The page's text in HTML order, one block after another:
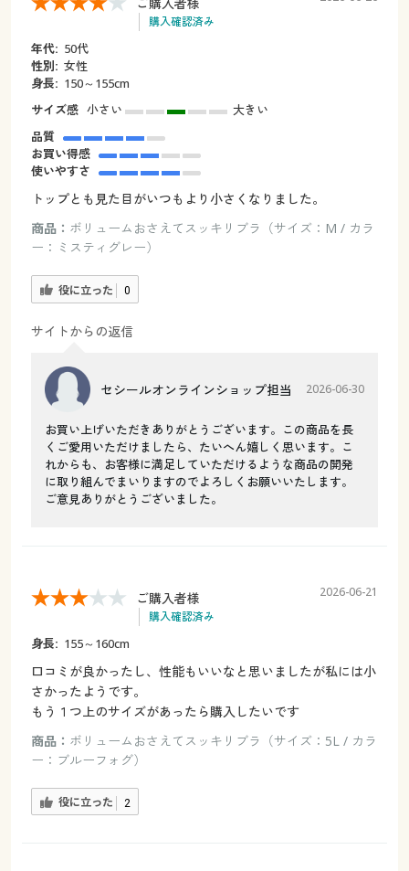
購入確認済み
年代: 50代
性別: 女性
身長: 150～155cm
サイズ感 小さい
大きい
品質
お買い得感
使いやすさ
トップとも見た目がいつもより小さくなりました。
商品： ボリュームおさえてスッキリブラ（サイズ：M / カラ
ー：ミスティグレー）
役に立った 0
サイトからの返信
セシールオンラインショップ担当 2026-06-30
お買い上げいただきありがとうございます。この商品を長
くご愛用いただけましたら、たいへん嬉しく思います。こ
れからも、お客様に満足していただけるような商品の開発
に取り組んでまいりますのでよろしくお願いいたします。
ご意見ありがとうございました。
ご購入者様
購入確認済み
2026-06-21
身長: 155～160cm
口コミが良かったし、性能もいいなと思いましたが私には小
さかったようです。
もう１つ上のサイズがあったら購入したいです
商品： ボリュームおさえてスッキリブラ（サイズ：5L / カラ
ー：ブルーフォグ）
役に立った 2